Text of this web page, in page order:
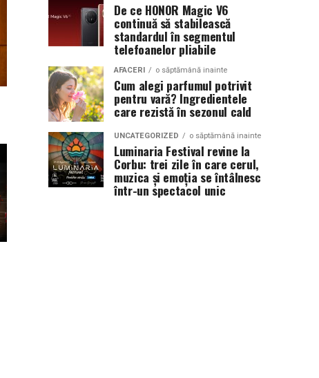
De ce HONOR Magic V6
continuă să stabilească
standardul în segmentul
telefoanelor pliabile
AFACERI o săptămână inainte
Cum alegi parfumul potrivit
pentru vară? Ingredientele
care rezistă în sezonul cald
UNCATEGORIZED o săptămână inainte
Luminaria Festival revine la
Corbu: trei zile în care cerul,
muzica și emoția se întâlnesc
într-un spectacol unic